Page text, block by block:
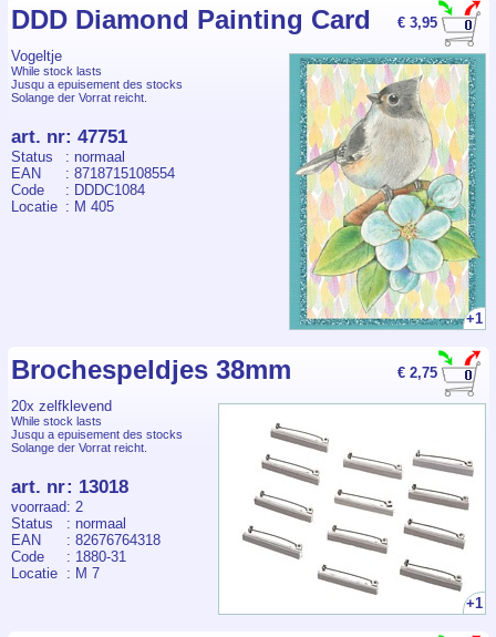
€ 3,95
DDD Diamond Painting Card
Vogeltje
+1
While stock lasts
Jusqu a epuisement des stocks
Solange der Vorrat reicht.
art. nr: 47751
Status
: normaal
EAN
: 8718715108554
Code
: DDDC1084
Locatie : M 405
€ 2,75
Brochespeldjes 38mm
20x zelfklevend
+1
While stock lasts
Jusqu a epuisement des stocks
Solange der Vorrat reicht.
art. nr: 13018
voorraad: 2
Status
: normaal
EAN
: 82676764318
Code
: 1880-31
Locatie : M 7